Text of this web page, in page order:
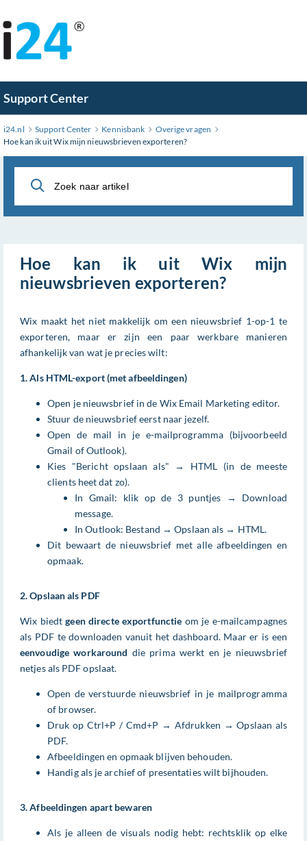
naar
hoofdinhoud
Support Center
i24.nl Support Center Kennisbank
Overige vragen
Hoe kan ik uit Wix mijn nieuwsbrieven exporteren?
Hoe kan ik uit Wix mijn
nieuwsbrieven exporteren?
Wix maakt het niet makkelijk om een nieuwsbrief 1-op-1 te
exporteren, maar er zijn een paar werkbare manieren
afhankelijk van wat je precies wilt:
1. Als HTML-export (met afbeeldingen)
Open je nieuwsbrief in de Wix Email Marketing editor.
Stuur de nieuwsbrief eerst naar jezelf.
Open de mail in je e-mailprogramma (bijvoorbeeld
Gmail of Outlook).
Kies "Bericht opslaan als" → HTML (in de meeste
clients heet dat zo).
In Gmail: klik op de 3 puntjes → Download
message.
In Outlook: Bestand → Opslaan als → HTML.
Dit bewaart de nieuwsbrief met alle afbeeldingen en
opmaak.
2. Opslaan als PDF
Wix biedtgeen directe exportfunctie om je e-mailcampagnes
als PDF te downloaden vanuit het dashboard. Maar er is een
eenvoudige workaround die prima werkt en je nieuwsbrief
netjes als PDF opslaat.
Open de verstuurde nieuwsbrief in je mailprogramma
of browser.
Druk op Ctrl+P / Cmd+P → Afdrukken → Opslaan als
PDF.
Afbeeldingen en opmaak blijven behouden.
Handig als je archief of presentaties wilt bijhouden.
3. Afbeeldingen apart bewaren
Als je alleen de visuals nodig hebt: rechtsklik op elke